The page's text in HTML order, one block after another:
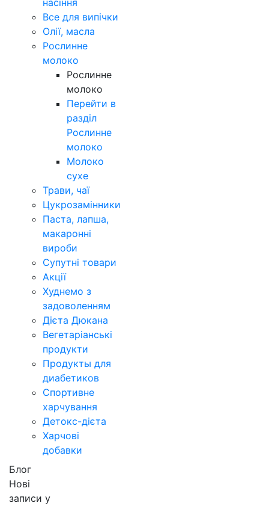
насіння
Все для випічки
Олії, масла
Рослинне
молоко
Рослинне
молоко
Перейти в
разділ
Рослинне
молоко
Молоко
сухе
Трави, чаї
Цукрозамінники
Паста, лапша,
макаронні
вироби
Супутні товари
Акції
Худнемо з
задоволенням
Дієта Дюкана
Вегетаріанські
продукти
Продукты для
диабетиков
Спортивне
харчування
Детокс-дієта
Харчові
добавки
Блог
Нові
записи у